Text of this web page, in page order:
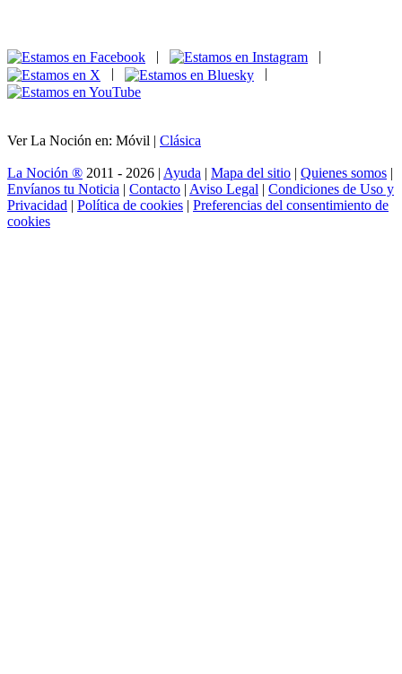
|
|
|
|
Ver La Noción en: Móvil | Clásica
La Noción ® 2011 - 2026 | Ayuda | Mapa del sitio | Quienes somos |
Envíanos tu Noticia | Contacto | Aviso Legal | Condiciones de Uso y
Privacidad | Política de cookies | Preferencias del consentimiento de
cookies